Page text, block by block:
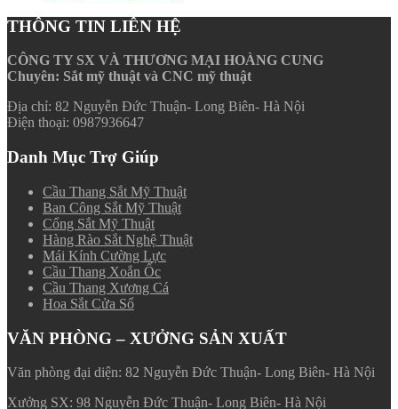
THÔNG TIN LIÊN HỆ
CÔNG TY SX VÀ THƯƠNG MẠI HOÀNG CUNG
Chuyên: Sắt mỹ thuật và CNC mỹ thuật
Địa chỉ: 82 Nguyễn Đức Thuận- Long Biên- Hà Nội
Điện thoại: 0987936647
Danh Mục Trợ Giúp
Cầu Thang Sắt Mỹ Thuật
Ban Công Sắt Mỹ Thuật
Cổng Sắt Mỹ Thuật
Hàng Rào Sắt Nghệ Thuật
Mái Kính Cường Lực
Cầu Thang Xoắn Ốc
Cầu Thang Xương Cá
Hoa Sắt Cửa Sổ
VĂN PHÒNG – XƯỞNG SẢN XUẤT
Văn phòng đại diện: 82 Nguyễn Đức Thuận- Long Biên- Hà Nội
Xưởng SX: 98 Nguyễn Đức Thuận- Long Biên- Hà Nội